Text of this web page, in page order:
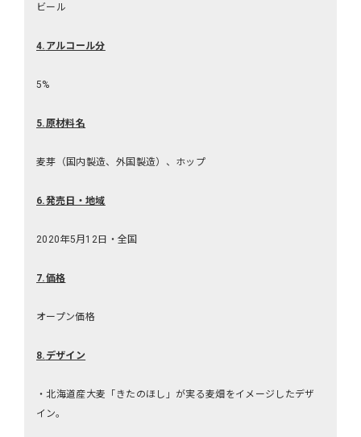
ビール
4. アルコール分
5%
5.原材料名
麦芽（国内製造、外国製造）、ホップ
6.発売日・地域
2020年5月12日・全国
7.価格
オープン価格
8. デザイン
・北海道産大麦「きたのほし」が実る麦畑をイメージしたデザ
イン。